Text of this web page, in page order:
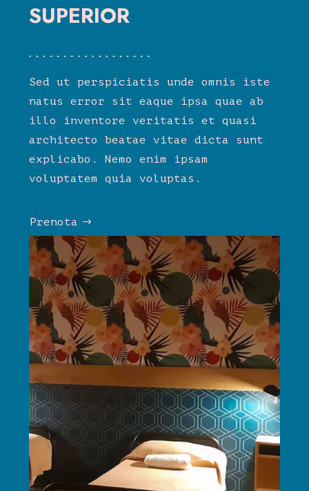
SUPERIOR
Sed ut perspiciatis unde omnis iste
natus error sit eaque ipsa quae ab
illo inventore veritatis et quasi
architecto beatae vitae dicta sunt
explicabo. Nemo enim ipsam
voluptatem quia voluptas.
Prenota